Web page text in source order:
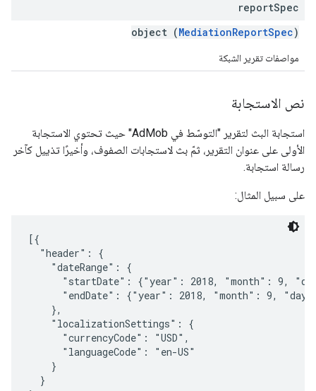
reportSpec
object (MediationReportSpec)
مواصفات تقرير الشبكة
نص الاستجابة
استجابة البث لتقرير "التوسّط في AdMob" حيث تحتوي الاستجابة
الأولى على عنوان التقرير، ثمّ بث لاستجابات الصفوف، وأخيرًا تذييل كآخر
رسالة استجابة.
على سبيل المثال:
[{
  "header": {
    "dateRange": {
"startDate": {"year": 2018, "month": 9,
"endDate": {"year": 2018, "month": 9,
    },
    "localizationSettings": {
      "currencyCode": "USD",
      "languageCode": "en-US"
    }
  }